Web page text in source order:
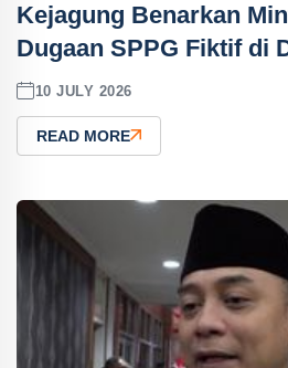
Kejagung Benarkan
Dugaan SPPG Fiktif di
10 JULY 2026
READ MORE